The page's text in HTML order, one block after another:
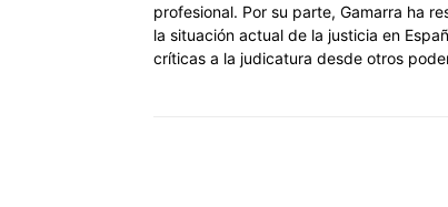
profesional. Por su parte, Gamarra ha
la situación actual de la justicia en
críticas a la judicatura desde otros